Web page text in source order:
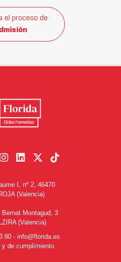
el proceso de
I, nº 2, 46470
(Valencia)
Montagud, 3
(Valencia)
80 - info@florida.es
y de cumplimiento